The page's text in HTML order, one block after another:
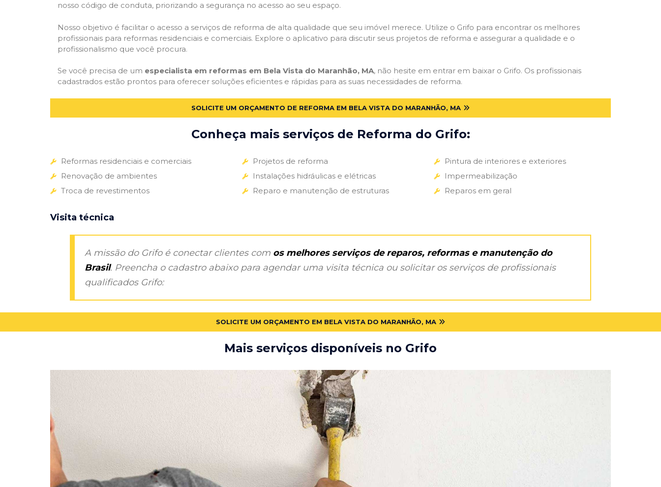
nosso código de conduta, priorizando a segurança no acesso ao seu espaço.
Nosso objetivo é facilitar o acesso a serviços de reforma de alta qualidade que seu imóvel merece. Utilize o Grifo para encontrar os melhores
profissionais para reformas residenciais e comerciais. Explore o aplicativo para discutir seus projetos de reforma e assegurar a qualidade e o
profissionalismo que você procura.
Se você precisa de um especialista em reformas em Bela Vista do Maranhão, MA, não hesite em entrar em baixar o Grifo. Os profissionais
cadastrados estão prontos para oferecer soluções eficientes e rápidas para as suas necessidades de reforma.
SOLICITE UM ORÇAMENTO DE REFORMA EM BELA VISTA DO MARANHÃO, MA
Conheça mais serviços de Reforma do Grifo:
Reformas residenciais e comerciais
Renovação de ambientes
Troca de revestimentos
Projetos de reforma
Instalações hidráulicas e elétricas
Reparo e manutenção de estruturas
Pintura de interiores e exteriores
Impermeabilização
Reparos em geral
Visita técnica
A missão do Grifo é conectar clientes com os melhores serviços de reparos, reformas e manutenção do
Brasil. Preencha o cadastro abaixo para agendar uma visita técnica ou solicitar os serviços de profissionais
qualificados Grifo:
SOLICITE UM ORÇAMENTO EM BELA VISTA DO MARANHÃO, MA
Mais serviços disponíveis no Grifo